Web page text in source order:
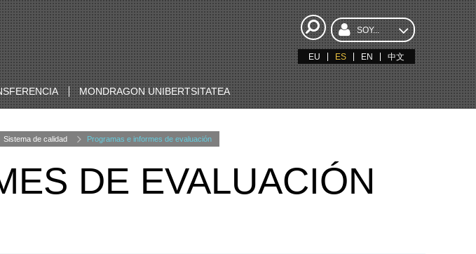
SOY...
EU ES EN 中文
MONDRAGON UNIBERTSITATEA
Sistema de calidad Programas e informes de evaluación
DE EVALUACIÓN